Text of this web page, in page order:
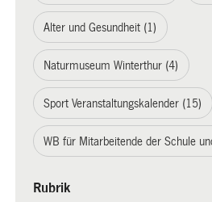
Alter und Gesundheit (1)
Naturmuseum Winterthur (4)
Sport Veranstaltungskalender (15)
WB für Mitarbeitende der Schule
Rubrik